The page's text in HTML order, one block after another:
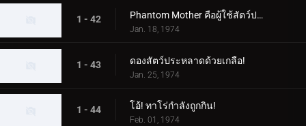
1 - 42 Phantom Mother คือผู้ใช้สัตว์ประหลาด!
Jan. 18, 1974
1 - 43 ดองสัตว์ประหลาดด้วยเกลือ!
Jan. 25, 1974
1 - 44 โอ้! ทาโร่กำลังถูกกิน!
Feb. 01, 1974